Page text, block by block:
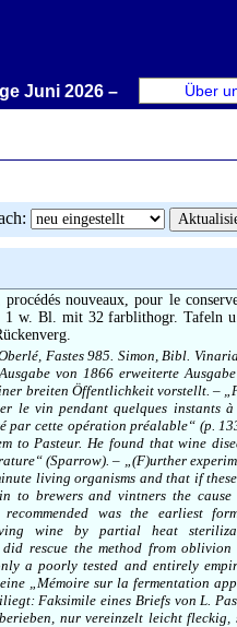
Über
Juni 2026 – Wir stellen
:
nouveaux, pour le
1 w. Bl. mit 32 farblithogr. Tafeln
Fastes 985. Simon, Bibl.
von 1866 erweiterte
breiten Öffentlichkeit vorstellt. –
le vin pendant quelques instants à
par cette opération préalable“ (p.
to Pasteur. He found that wine
(Sparrow). – „(F)urther
living organisms and that if
to brewers and vintners the cause
was the earliest
wine by partial heat
rescue the method from oblivion
a poorly tested and entirely
„Mémoire sur la fermentation
Faksimile eines Briefs von L.
nur vereinzelt leicht fleckig,